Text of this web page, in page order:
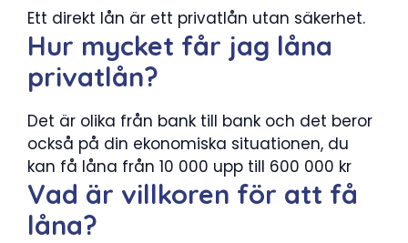
Ett direkt lån är ett privatlån utan säkerhet.
Hur mycket får jag låna
privatlån?
Det är olika från bank till bank och det beror
också på din ekonomiska situationen, du
kan få låna från 10 000 upp till 600 000 kr
Vad är villkoren för att få
låna?